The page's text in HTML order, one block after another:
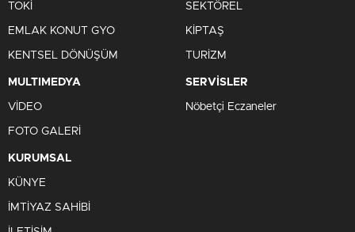
TOKİ
EMLAK KONUT GYO
KENTSEL DÖNÜŞÜM
SEKTÖREL
KİPTAŞ
TURİZM
MULTIMEDYA
VİDEO
FOTO GALERİ
SERVİSLER
Nöbetçi Eczaneler
KURUMSAL
KÜNYE
İMTİYAZ SAHİBİ